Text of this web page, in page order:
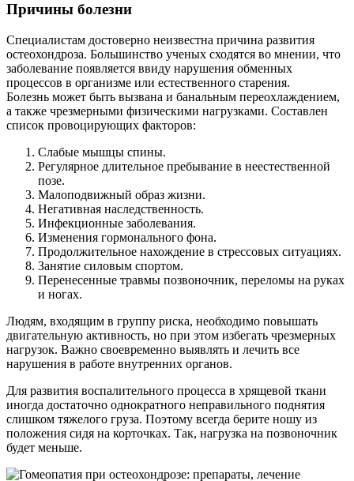
Причины болезни
Специалистам достоверно неизвестна причина развития
остеохондроза. Большинство ученых сходятся во мнении, что
заболевание появляется ввиду нарушения обменных
процессов в организме или естественного старения.
Болезнь может быть вызвана и банальным переохлаждением,
а также чрезмерными физическими нагрузками. Составлен
список провоцирующих факторов:
Слабые мышцы спины.
Регулярное длительное пребывание в неестественной
позе.
Малоподвижный образ жизни.
Негативная наследственность.
Инфекционные заболевания.
Изменения гормонального фона.
Продолжительное нахождение в стрессовых ситуациях.
Занятие силовым спортом.
Перенесенные травмы позвоночник, переломы на руках
и ногах.
Людям, входящим в группу риска, необходимо повышать
двигательную активность, но при этом избегать чрезмерных
нагрузок. Важно своевременно выявлять и лечить все
нарушения в работе внутренних органов.
Для развития воспалительного процесса в хрящевой ткани
иногда достаточно однократного неправильного поднятия
слишком тяжелого груза. Поэтому всегда берите ношу из
положения сидя на корточках. Так, нагрузка на позвоночник
будет меньше.